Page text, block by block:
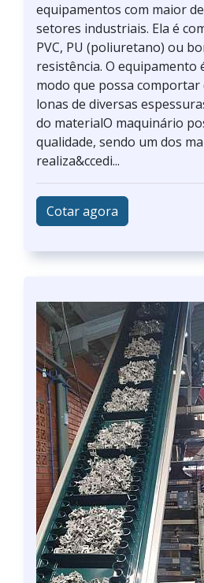
equipamentos com maior
setores industriais. Ela é
PVC, PU (poliuretano) ou
resistência. O equipamento
modo que possa comportar
lonas de diversas
do materialO maquinário
qualidade, sendo um dos
realiza&ccedi...
Cotar agora